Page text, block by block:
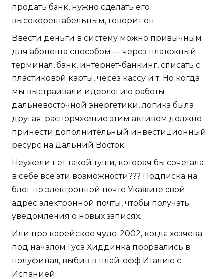
продать банк, нужно сделать его
высокорентабельным, говорит он.
Ввести деньги в систему можно привычным
для абонента способом — через платежный
терминал, банк, интернет-банкинг, списать с
пластиковой карты, через кассу и т. Но когда
мы выстраивали идеологию работы
дальневосточной энергетики, логика была
другая: распоряжение этим активом должно
принести дополнительный инвестиционный
ресурс на Дальний Восток.
Неужели нет такой туши, которая бы сочетала
в себе все эти возможности??? Подписка на
блог по электронной почте Укажите свой
адрес электронной почты, чтобы получать
уведомления о новых записях.
Или про корейское чудо-2002, когда хозяева
под началом Гуса Хиддинка прорвались в
полуфинал, выбив в плей-офф Италию с
Испанией.